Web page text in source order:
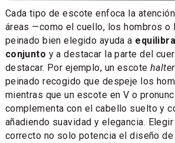
Cada tipo de escote enfoca la
áreas —como el cuello, los hombros o
peinado bien elegido ayuda a
conjunto y a destacar la parte del
destacar. Por ejemplo, un escote halter
peinado recogido que despeje los
mientras que un escote en V o
complementa con el cabello suelto y
añadiendo suavidad y elegancia.
correcto no solo potencia el diseño de